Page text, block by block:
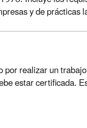
y de prácticas
realizar un
estar certificada.